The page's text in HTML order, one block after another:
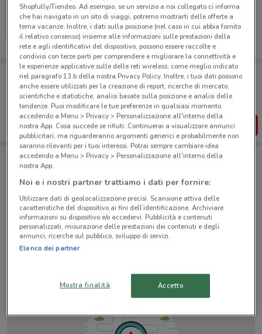
Ludoville
Scade il 19/05 563 m
Porta DoveConviene sempre con te!
Puoi trovare le migliori offerte dei negozi vicino a te,
salvarle e creare la tua lista del risparmio, comodamente
dal tuo cellulare.
SCARICA L’APP
Negozi Ludoville a Livorno
Shopfully/Tiendeo. Ad esempio, se un servizio a noi collegato ci informa
che hai navigato in un sito di viaggi, potremo mostrarti delle offerte a
tema vacanze. Inoltre, i dati sulla posizione (nel caso in cui abbia fornito
il relativo consenso) insieme alle informazioni sulle prestazioni della
rete e agli identificativi del dispositivo, possono essere raccolte e
condivisi con terze parti per comprendere e migliorare la connettività e
le esperienze applicative sulle delle reti wireless, come meglio indicato
nel paragrafo 13.b della nostra Privacy Policy. Inoltre, i tuoi dati possono
anche essere utilizzati per la creazione di report, ricerche di mercato,
scientifiche e statistiche, analisi basate sulla posizione e analisi delle
tendenze. Puoi modificare le tue preferenze in qualsiasi momento
accedendo a Menu > Privacy > Personalizzazione all'interno della
nostra App. Cosa succede se rifiuti: Continuerai a visualizzare annunci
pubblicitari, ma riguarderanno argomenti generici e probabilmente non
saranno rilevanti per i tuoi interessi. Potrai sempre cambiare idea
accedendo a Menu > Privacy > Personalizzazione all'interno della
nostra App.
Noi e i nostri partner trattiamo i dati per fornire:
Utilizzare dati di geolocalizzazione precisi. Scansione attiva delle
caratteristiche del dispositivo ai fini dell’identificazione. Archiviare
informazioni su dispositivo e/o accedervi. Pubblicità e contenuti
personalizzati, misurazione delle prestazioni dei contenuti e degli
annunci, ricerche sul pubblico, sviluppo di servizi.
Elenco dei partner
Mostra finalità Accetto